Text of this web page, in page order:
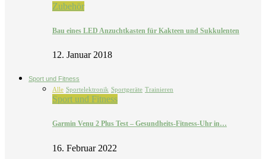
Zubehör
Bau eines LED Anzuchtkasten für Kakteen und Sukkulenten
12. Januar 2018
Sport und Fitness
Alle Sportelektronik Sportgeräte Trainieren
Sport und Fitness
Garmin Venu 2 Plus Test – Gesundheits-Fitness-Uhr in…
16. Februar 2022